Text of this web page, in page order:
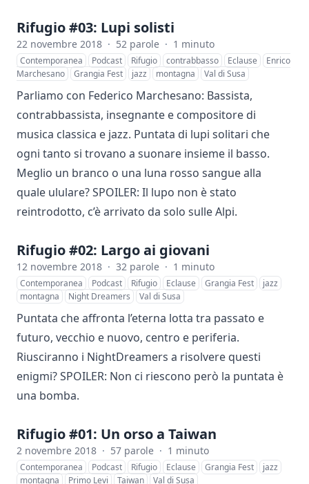
Rifugio #03: Lupi solisti
22 novembre 2018 · 52 parole · 1 minuto
Contemporanea Podcast Rifugio contrabbasso Eclause
Enrico
Marchesano
Grangia Fest jazz montagna Val di Susa
Parliamo con Federico Marchesano: Bassista,
contrabbassista, insegnante e compositore di
musica classica e jazz. Puntata di lupi solitari che
ogni tanto si trovano a suonare insieme il basso.
Meglio un branco o una luna rosso sangue alla
quale ululare? SPOILER: Il lupo non è stato
reintrodotto, c’è arrivato da solo sulle Alpi.
Rifugio #02: Largo ai giovani
12 novembre 2018 · 32 parole · 1 minuto
Contemporanea Podcast Rifugio Eclause Grangia Fest
jazz
montagna
Night Dreamers Val di Susa
Puntata che affronta l’eterna lotta tra passato e
futuro, vecchio e nuovo, centro e periferia.
Riusciranno i NightDreamers a risolvere questi
enigmi? SPOILER: Non ci riescono però la puntata è
una bomba.
Rifugio #01: Un orso a Taiwan
2 novembre 2018 · 57 parole · 1 minuto
Contemporanea Podcast Rifugio Eclause Grangia Fest
jazz
montagna
Primo Levi Taiwan Val di Susa